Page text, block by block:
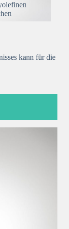
kann für die